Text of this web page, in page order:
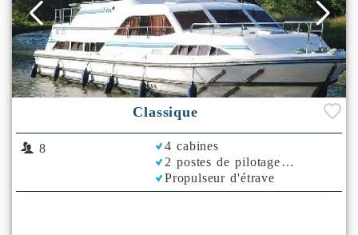
Classique
8
4 cabines
2 postes de pilotage
Propulseur d'étrave